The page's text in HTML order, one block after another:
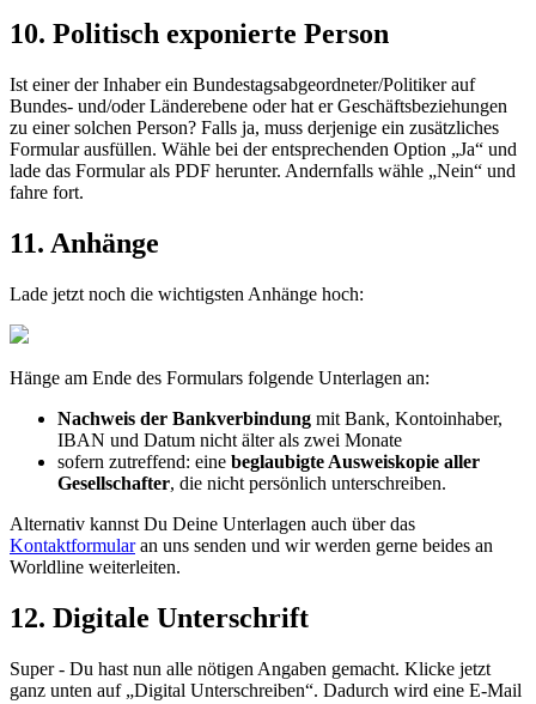
10. Politisch exponierte Person
Ist einer der Inhaber ein Bundestagsabgeordneter/Politiker auf
Bundes- und/oder Länderebene oder hat er Geschäftsbeziehungen
zu einer solchen Person? Falls ja, muss derjenige ein zusätzliches
Formular ausfüllen. Wähle bei der entsprechenden Option „Ja“ und
lade das Formular als PDF herunter. Andernfalls wähle „Nein“ und
fahre fort.
11. Anhänge
Lade jetzt noch die wichtigsten Anhänge hoch:
Hänge am Ende des Formulars folgende Unterlagen an:
Nachweis der Bankverbindung mit Bank, Kontoinhaber,
IBAN und Datum nicht älter als zwei Monate
sofern zutreffend: eine beglaubigte Ausweiskopie aller
Gesellschafter, die nicht persönlich unterschreiben.
Alternativ kannst Du Deine Unterlagen auch über das
Kontaktformular an uns senden und wir werden gerne beides an
Worldline weiterleiten.
12. Digitale Unterschrift
Super - Du hast nun alle nötigen Angaben gemacht. Klicke jetzt
ganz unten auf „Digital Unterschreiben“. Dadurch wird eine E-Mail